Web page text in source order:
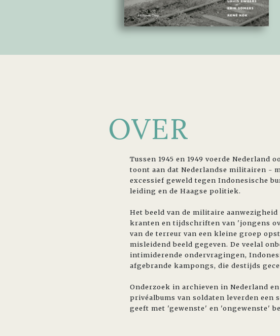
OVER
Tussen 1945 en 1949 voerde
toont aan dat Nederlandse militairen -
excessief geweld tegen Indonesische
leiding en de Haagse politiek.
Het beeld van de militaire
kranten en tijdschriften van 'jongens
van de terreur van een kleine groep
misleidend beeld gegeven. De veelal
intimiderende ondervragingen,
afgebrande kampongs, die destijds
Onderzoek in archieven in Nederland
privéalbums van soldaten leverden
geeft met 'gewenste' en 'ongewenste'